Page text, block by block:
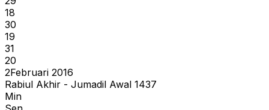
18
30
19
31
20
2Februari 2016
Rabiul Akhir - Jumadil Awal 1437
Min